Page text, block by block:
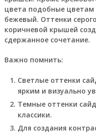
цвета подобные
бежевый. Оттенки
коричневой крышей
сдержанное сочетание.
Важно помнить:
Светлые оттенки
ярким и визуально
Темные оттенки
классики.
Для создания